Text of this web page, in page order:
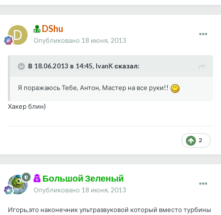
DShu
Опубликовано 18 июня, 2013
В 18.06.2013 в 14:45, IvanK сказал:
Я поражаюсь Тебе, Антон, Мастер на все руки!!
Хакер блин)
2
Большой Зеленый
Опубликовано 18 июня, 2013
Игорь,это наконечник ультразвуковой который вместо турбины